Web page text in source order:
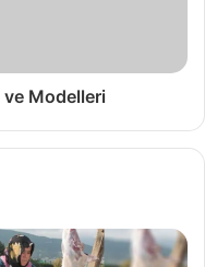
ve Modelleri